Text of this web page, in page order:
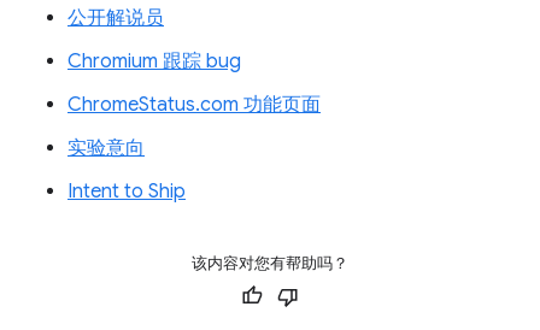
公开解说员
Chromium 跟踪 bug
ChromeStatus.com 功能页面
实验意向
Intent to Ship
该内容对您有帮助吗？